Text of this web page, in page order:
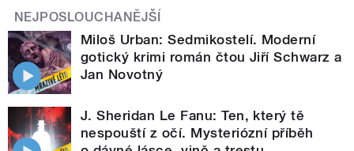
NEJPOSLOUCHANĚJŠÍ
Miloš Urban: Sedmikostelí. Moderní
gotický krimi román čtou Jiří Schwarz a
Jan Novotný
J. Sheridan Le Fanu: Ten, který tě
nespouští z očí. Mysteriózní příběh